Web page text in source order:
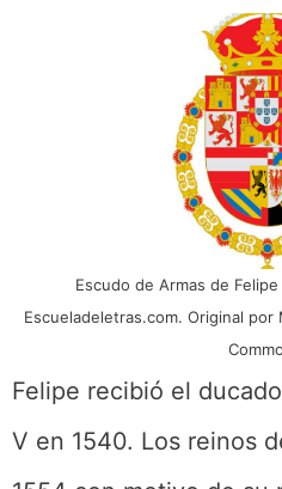
Escudo de Armas de
Escueladeletras.com. Original
Felipe recibió el
V en 1540. Los reinos